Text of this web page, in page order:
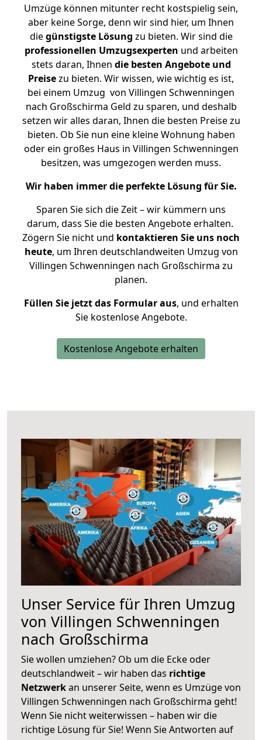
Umzüge können mitunter recht kostspielig sein,
aber keine Sorge, denn wir sind hier, um Ihnen
diegünstigste Lösung zu bieten. Wir sind die
professionellen Umzugsexperten und arbeiten
stets daran, Ihnen die besten Angebote und
Preisezu bieten. Wir wissen, wie wichtig es ist,
bei einem Umzug von Villingen Schwenningen
nach Großschirma Geld zu sparen, und deshalb
setzen wir alles daran, Ihnen die besten Preise zu
bieten. Ob Sie nun eine kleine Wohnung haben
oder ein großes Haus in Villingen Schwenningen
besitzen, was umgezogen werden muss.
Wir haben immer die perfekte Lösung für Sie.
Sparen Sie sich die Zeit – wir kümmern uns
darum, dass Sie die besten Angebote erhalten.
Zögern Sie nicht und kontaktieren Sie uns noch
heute, um Ihren deutschlandweiten Umzug von
Villingen Schwenningen nach Großschirma zu
planen.
Füllen Sie jetzt das Formular aus, und erhalten
Sie kostenlose Angebote.
Kostenlose Angebote erhalten
Unser Service für Ihren Umzug
von Villingen Schwenningen
nach Großschirma
Sie wollen umziehen? Ob um die Ecke oder
deutschlandweit – wir haben das richtige
Netzwerkan unserer Seite, wenn es Umzüge von
Villingen Schwenningen nach Großschirma geht!
Wenn Sie nicht weiterwissen – haben wir die
richtige Lösung für Sie! Wenn Sie Antworten auf